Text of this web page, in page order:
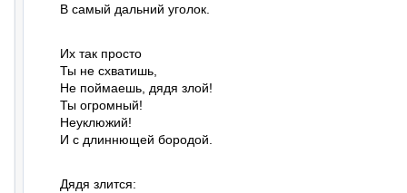
В самый дальний уголок.
Их так просто
Ты не схватишь,
Не поймаешь, дядя злой!
Ты огромный!
Неуклюжий!
И с длиннющей бородой.
Дядя злится: